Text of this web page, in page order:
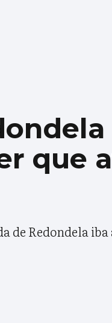
que
Redondela